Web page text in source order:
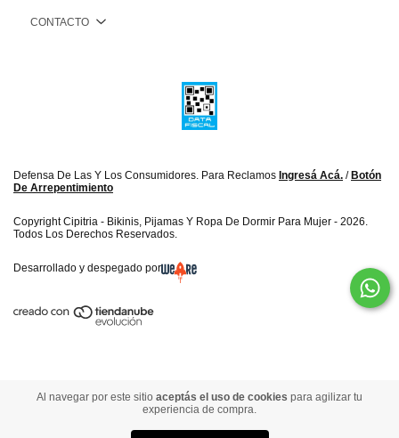
Al navegar por este sitio aceptás el uso de cookies para agilizar tu
experiencia de compra.
CONTACTO
Defensa De Las Y Los Consumidores. Para Reclamos Ingresá Acá. / Botón
De Arrepentimiento
Copyright Cipitria - Bikinis, Pijamas Y Ropa De Dormir Para Mujer - 2026.
Todos Los Derechos Reservados.
Desarrollado y despegado por